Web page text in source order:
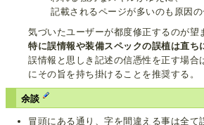
記載されるページが多いのも原因の
気づいたユーザーが都度修正するのが望
特に誤情報や装備スペックの誤植は直ち
誤情報と思しき記述の信憑性を正す場合
にその旨を持ち掛けることを推奨する。
余談
冒頭にある通り、字を間違える事は全て